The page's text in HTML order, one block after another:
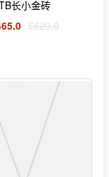
长小金砖
£620.0